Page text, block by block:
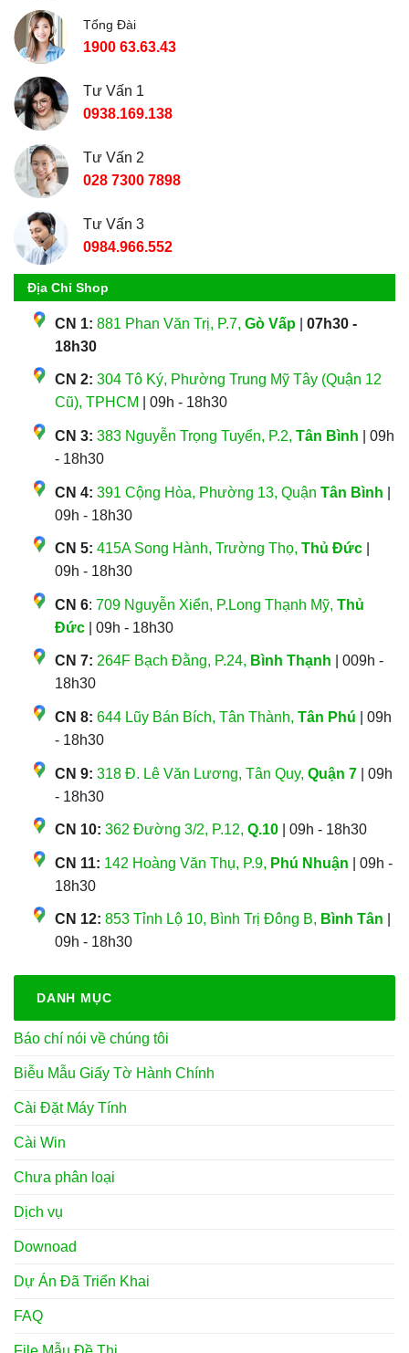
Tổng Đài
1900 63.63.43
Tư Vấn 1
0938.169.138
Tư Vấn 2
028 7300 7898
Tư Vấn 3
0984.966.552
Địa Chỉ Shop
CN 1: 881 Phan Văn Trị, P.7, Gò Vấp
07h30 -
18h30
CN 2: 304 Tô Ký, Phường Trung Mỹ Tây (Quận 12
Cũ), TPHCM
| 09h - 18h30
CN 3: 383 Nguyễn Trọng Tuyển, P.2, Tân Bình | 09h
- 18h30
CN 4: 391 Cộng Hòa, Phường 13, Quận Tân Bình
09h - 18h30
CN 5: 415A Song Hành, Trường Thọ, Thủ Đức
09h - 18h30
CN 6: 709 Nguyễn Xiển, P.Long Thạnh Mỹ, Thủ
Đức | 09h - 18h30
CN 7: 264F Bạch Đằng, P.24, Bình Thạnh | 009h -
18h30
CN 8: 644 Lũy Bán Bích, Tân Thành, Tân Phú | 09h
- 18h30
CN 9: 318 Đ. Lê Văn Lương, Tân Quy, Quận 7 | 09h
- 18h30
CN 10: 362 Đường 3/2, P.12, Q.10 | 09h - 18h30
CN 11: 142 Hoàng Văn Thụ, P.9, Phú Nhuận | 09h -
18h30
CN 12: 853 Tỉnh Lộ 10, Bình Trị Đông B, Bình Tân
09h - 18h30
DANH MỤC
Báo chí nói về chúng tôi
Biễu Mẫu Giấy Tờ Hành Chính
Cài Đặt Máy Tính
Cài Win
Chưa phân loại
Dịch vụ
Downoad
Dự Án Đã Triển Khai
FAQ